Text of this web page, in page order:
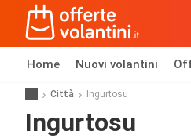
Home Nuovi volantini
Città Ingurtosu
Ingurtosu